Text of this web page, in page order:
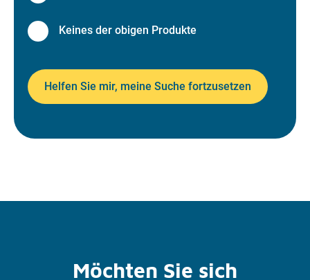
Keines der obigen Produkte
Helfen Sie mir, meine Suche fortzusetzen
Möchten Sie sich